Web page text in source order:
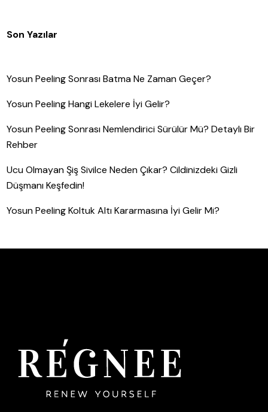
Son Yazılar
Yosun Peeling Sonrası Batma Ne Zaman Geçer?
Yosun Peeling Hangi Lekelere İyi Gelir?
Yosun Peeling Sonrası Nemlendirici Sürülür Mü? Detaylı Bir
Rehber
Ucu Olmayan Şiş Sivilce Neden Çıkar? Cildinizdeki Gizli
Düşmanı Keşfedin!
Yosun Peeling Koltuk Altı Kararmasına İyi Gelir Mi?